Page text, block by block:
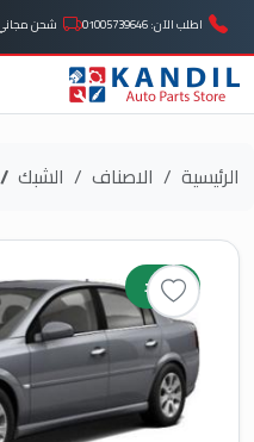
اطلب الآن: 01005739646 شحن مجاني
الرئيسية الاصناف الشبك
جديد